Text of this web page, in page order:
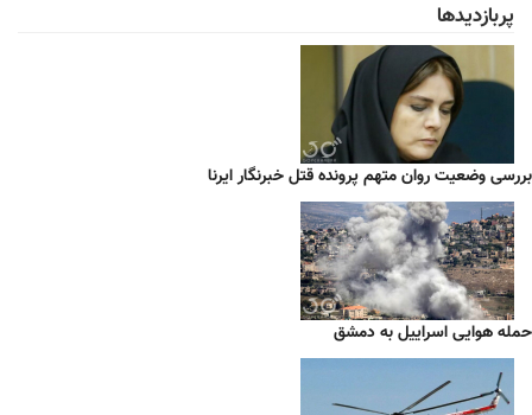
پربازدیدها
بررسی وضعیت روان متهم پرونده قتل خبرنگار ایرنا
حمله هوایی اسراییل به دمشق